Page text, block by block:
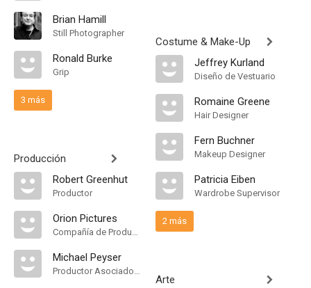
Brian Hamill
Still Photographer
Ronald Burke
Grip
3 más
Producción
Robert Greenhut
Productor
Orion Pictures
Compañía de Produccion
Michael Peyser
Productor Asociado, Production Manager
Costume & Make-Up
Jeffrey Kurland
Diseño de Vestuario
Romaine Greene
Hair Designer
Fern Buchner
Makeup Designer
Patricia Eiben
Wardrobe Supervisor
2 más
Arte